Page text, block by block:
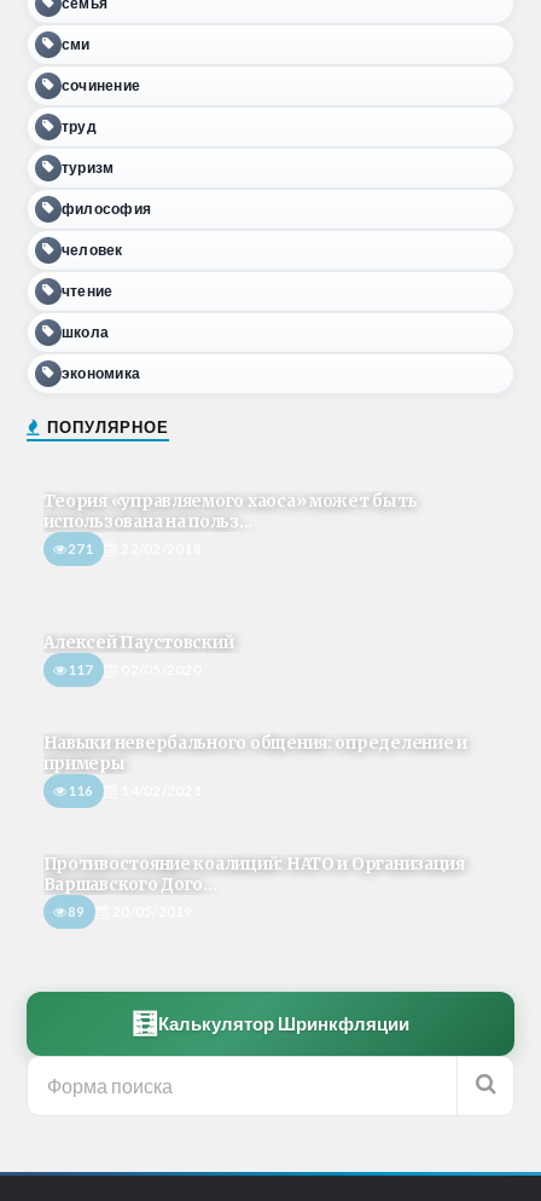
сми
сочинение
труд
туризм
философия
человек
чтение
школа
экономика
ПОПУЛЯРНОЕ
Теория «управляемого хаоса» может быть
использована на польз...
271
Алексей Паустовский
117
Навыки невербального общения: определение и
примеры
116
Противостояние коалиций: НАТО и Организация
Варшавского Дого...
89
🧮 Калькулятор Шринкфляции